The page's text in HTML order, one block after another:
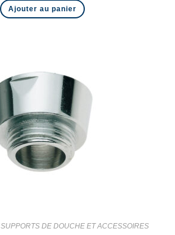
Ajouter au panier
SUPPORTS DE DOUCHE ET ACCESSOIRES